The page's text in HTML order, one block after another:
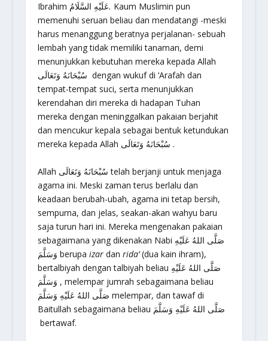
Ibrahim عَلَيْهِ السَّلَامُ. Kaum Muslimin pun
memenuhi seruan beliau dan mendatangi -meski
harus menanggung beratnya perjalanan- sebuah
lembah yang tidak memiliki tanaman, demi
menunjukkan kebutuhan mereka kepada Allah
سُبْحَانَهُ وَتَعَالَى dengan wukuf di ‘Arafah dan
tempat-tempat suci, serta menunjukkan
kerendahan diri mereka di hadapan Tuhan
mereka dengan meninggalkan pakaian berjahit
dan mencukur kepala sebagai bentuk ketundukan
mereka kepada Allah سُبْحَانَهُ وَتَعَالَى .
Allah سُبْحَانَهُ وَتَعَالَى telah berjanji untuk menjaga
agama ini. Meski zaman terus berlalu dan
keadaan berubah-ubah, agama ini tetap bersih,
sempurna, dan jelas, seakan-akan wahyu baru
saja turun hari ini. Mereka mengenakan pakaian
sebagaimana yang dikenakan Nabi صَلَّى اللهُ عَلَيْهِ
وَسَلَّمَ berupa izardan rida’(dua kain ihram),
bertalbiyah dengan talbiyah beliau صَلَّى اللهُ عَلَيْهِ
وَسَلَّمَ , melempar jumrah sebagaimana beliau
صَلَّى اللهُ عَلَيْهِ وَسَلَّمَ melempar, dan tawaf di
Baitullah sebagaimana beliau صَلَّى اللهُ عَلَيْهِ وَسَلَّمَ
bertawaf.